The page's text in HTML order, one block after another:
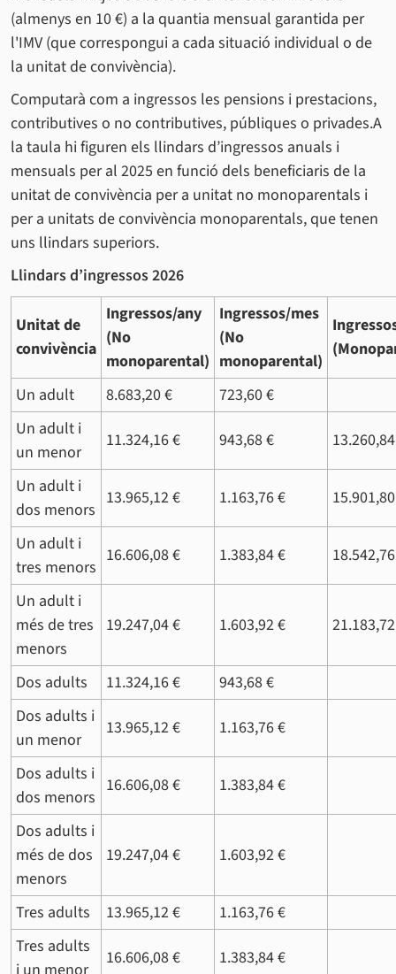
(almenys en 10 €) a la quantia mensual garantida per
l'IMV (que correspongui a cada situació individual o de
la unitat de convivència).
Computarà com a ingressos les pensions i prestacions,
contributives o no contributives, públiques o privades.A
la taula hi figuren els llindars d’ingressos anuals i
mensuals per al 2025 en funció dels beneficiaris de la
unitat de convivència per a unitat no monoparentals i
per a unitats de convivència monoparentals, que tenen
uns llindars superiors.
Llindars d’ingressos 2026
Unitat de
convivència
Ingressos/any
(No
monoparental)
Ingressos/mes
(No
monoparental)
Un adult 8.683,20 €
723,60 €
Un adult i
un menor
11.324,16 € 943,68 €
Un adult i
dos menors
13.965,12 € 1.163,76 €
Un adult i
tres menors
16.606,08 € 1.383,84 €
Un adult i
més de tres
menors
19.247,04 € 1.603,92 €
Dos adults 11.324,16 €
943,68 €
Dos adults i
un menor
13.965,12 € 1.163,76 €
Dos adults i
dos menors
16.606,08 € 1.383,84 €
Dos adults i
més de dos
menors
19.247,04 € 1.603,92 €
Tres adults 13.965,12 €
1.163,76 €
Tres adults
16.606,08 € 1.383,84 €